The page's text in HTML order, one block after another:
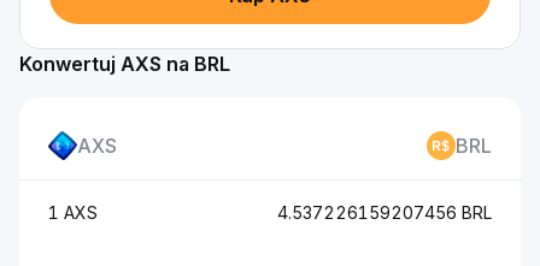
Konwertuj AXS na BRL
AXS BRL
1 AXS 4.537226159207456 BRL